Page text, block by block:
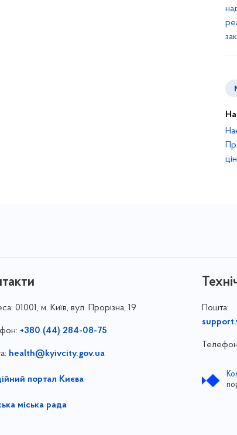
01001, м. Київ, вул. Прорізна, 19
+380 (44) 284-08-75
health@kyivcity.gov.ua
портал Києва
міська рада
Пошта: